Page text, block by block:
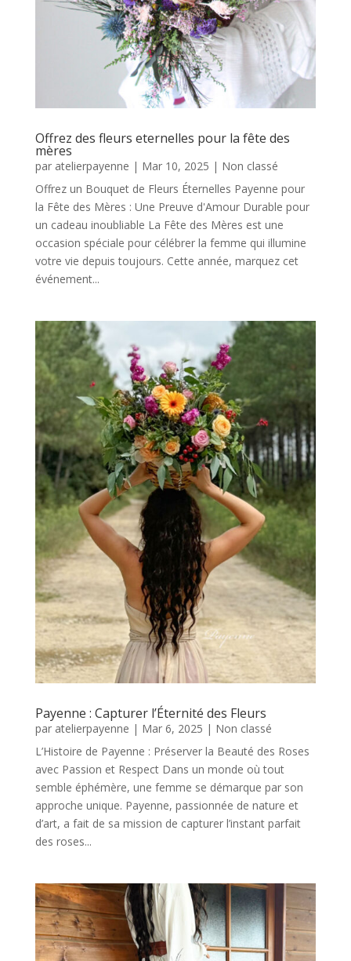
Offrez des fleurs eternelles pour la fête des
mères
par atelierpayenne | Mar 10, 2025 | Non classé
Offrez un Bouquet de Fleurs Éternelles Payenne pour
la Fête des Mères : Une Preuve d'Amour Durable pour
un cadeau inoubliable La Fête des Mères est une
occasion spéciale pour célébrer la femme qui illumine
votre vie depuis toujours. Cette année, marquez cet
événement...
Payenne : Capturer l’Éternité des Fleurs
par atelierpayenne | Mar 6, 2025 | Non classé
L’Histoire de Payenne : Préserver la Beauté des Roses
avec Passion et Respect Dans un monde où tout
semble éphémère, une femme se démarque par son
approche unique. Payenne, passionnée de nature et
d’art, a fait de sa mission de capturer l’instant parfait
des roses...